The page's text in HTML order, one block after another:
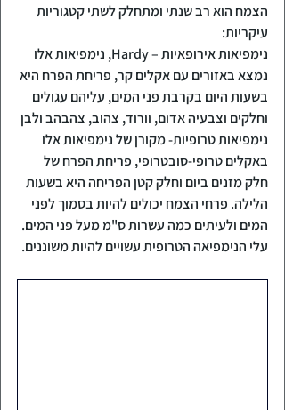
הצמח הוא רב שנתי ומתחלק לשתי קטגוריות
עיקריות:
נימפיאות אירופאיות – Hardy, נימפיאות אלו
נמצא באזורים עם אקלים קר, פריחת הפרח היא
בשעות היום בקרבת פני המים, עליהם עגולים
וחלקים וצבעיה אדום, וורוד, צהוב, צהבהב ולבן
נימפיאות טרופיות- מקורן של נימפיאות אלו
באקלים טרופי-סובטרופי, פריחת הפרח של
חלק מזנים ביום וחלק קטן הפריחה היא בשעות
הלילה. פרחי הצמח יכולים להיות בסמוך לפני
המים ולעיתים כמה עשרות ס"מ מעל פני המים.
עלי הנימפיאה הטרופית עשויים להיות משוננים.